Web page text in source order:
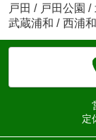
戸田 / 戸田公園 /
武蔵浦和 / 西浦和
定